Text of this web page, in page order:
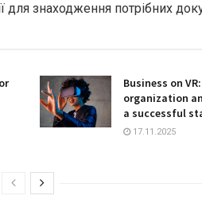
для знаходження потрібних
Business on
organization
a successful
17.11.2025